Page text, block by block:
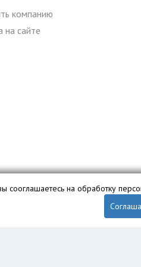
компанию
на сайте
ООО «Профит» и
сооглашаетесь на обработку